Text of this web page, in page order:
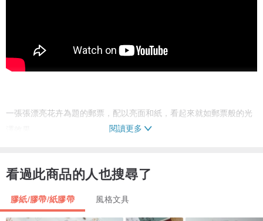
一張張漂亮花卉為題的郵票，配以亮面和紙，看起來就如郵票般的光
一組圖案兩種設計為大家帶來不同的使用方法💗
尺寸：3.5cm x 5m ︱ 95cm a loop
閱讀更多
看過此商品的人也搜尋了
膠紙/膠帶/紙膠帶 風格文具